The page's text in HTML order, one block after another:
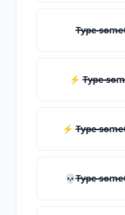
T̶̴y̶̴p̶̴e̶̴
⚡ T̶̴y̶̴p̶̴e̶̴
⚡️ T̶̴y̶̴p̶̴e̶̴
💀T̶̴y̶̴p̶̴e̶̴